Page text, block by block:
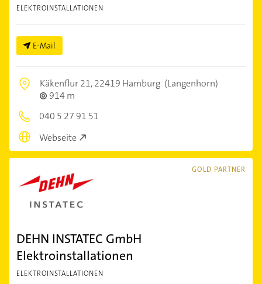
ELEKTROINSTALLATIONEN
E-Mail
Käkenflur 21,22419 Hamburg (Langenhorn)
914 m
040 5 27 91 51
Webseite
GOLD PARTNER
DEHN INSTATEC GmbH
Elektroinstallationen
ELEKTROINSTALLATIONEN